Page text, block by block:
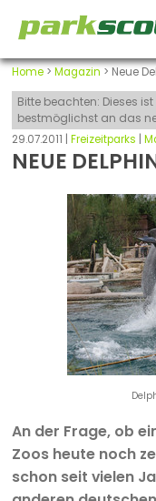
Home> Magazin > Neue
Bitte beachten: Dieses
bestmöglichst an das
29.07.2011 | Freizeitparks
NEUE
An der Frage, ob
Zoos heute noch
schon seit vielen